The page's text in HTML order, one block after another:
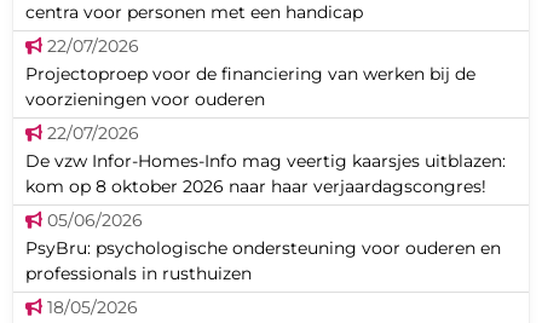
centra voor personen met een handicap
22/07/2026
Projectoproep voor de financiering van werken bij de
voorzieningen voor ouderen
22/07/2026
De vzw Infor-Homes-Info mag veertig kaarsjes uitblazen:
kom op 8 oktober 2026 naar haar verjaardagscongres!
05/06/2026
PsyBru: psychologische ondersteuning voor ouderen en
professionals in rusthuizen
18/05/2026